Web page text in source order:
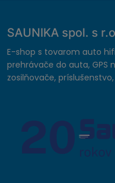
SAUNIKA spol. s
E-shop s tovarom auto
prehrávače do auta, GPS
zosilňovače,